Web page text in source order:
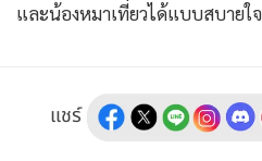
และน้องหมาเที่ยวได้แบบสบายใจ
แชร์